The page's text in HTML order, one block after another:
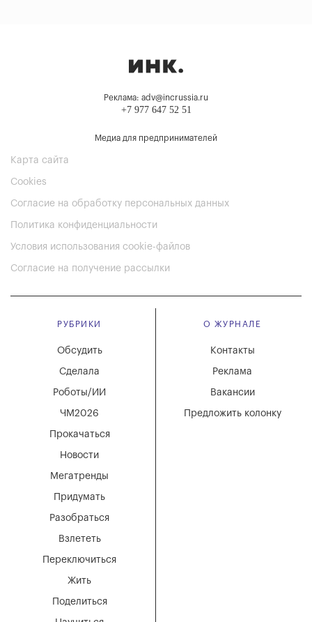
Реклама: adv@incrussia.ru
+7 977 647 52 51
Медиа для предпринимателей
Карта сайта
Cookies
Согласие на обработку персональных данных
Политика конфиденциальности
Условия использования cookie-файлов
Согласие на получение рассылки
РУБРИКИ
Мегатренды
Придумать
Разобраться
Взлететь
Новости
Переключиться
Жить
Поделиться
Обсудить
Сделала
Роботы/ИИ
ЧМ2026
Прокачаться
О ЖУРНАЛЕ
Вакансии
Реклама
Контакты
Предложить колонку